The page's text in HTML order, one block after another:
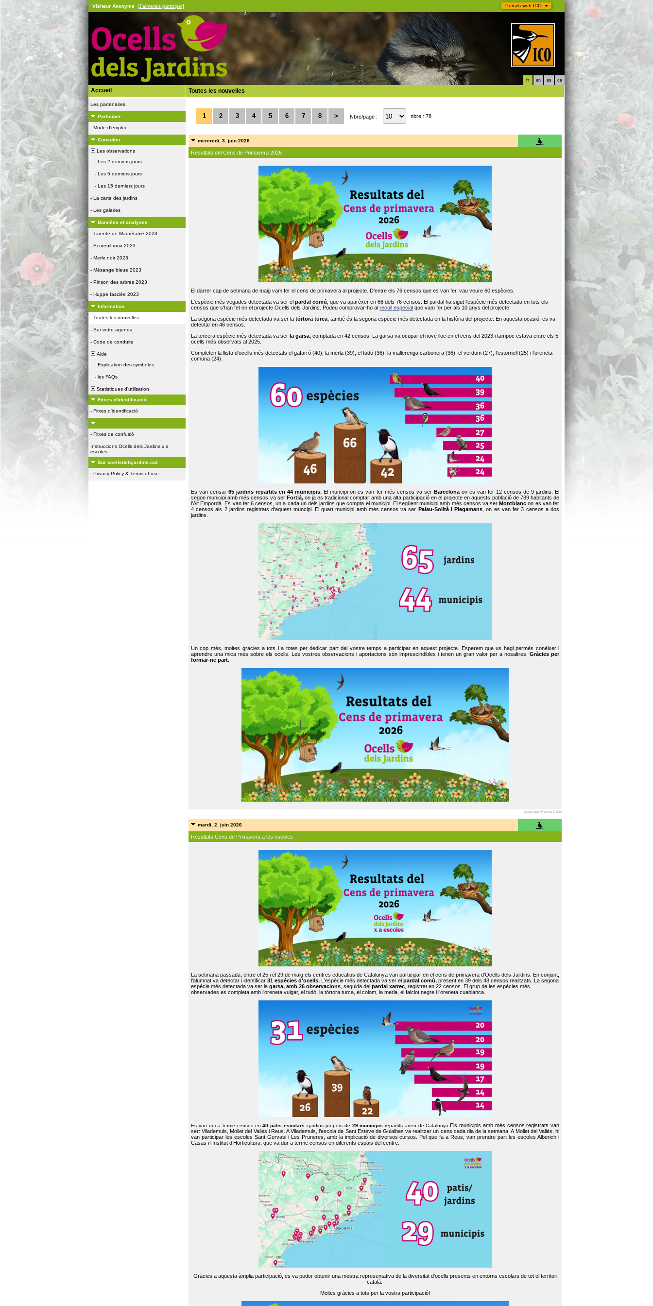
Portals web ICO
Visiteur Anonyme [J'aimerais participer]
fr en es ca
Accueil
Les partenaires
Participer
- Mode d'emploi
Consulter
Les observations
- Les 2 derniers jours
- Les 5 derniers jours
- Les 15 derniers jours
- La carte des jardins
- Les galeries
Données et analyses
- Tarente de Maurétanie 2023
- Ecureuil roux 2023
- Merle noir 2023
- Mésange bleue 2023
- Pinson des arbres 2023
- Huppe fasciée 2023
Information
- Toutes les nouvelles
- Sur votre agenda
- Code de conduite
Aide
- Explication des symboles
- les FAQs
Statistiques d'utilisation
Fitxes d'identificació
- Fitxes d'identificació
- Fitxes de confusió
Instruccions Ocells dels Jardins x a
escoles
Sur ocellsdelsjardins.cat
- Privacy Policy & Terms of use
Toutes les nouvelles
1 2 3 4 5 6 7 8 > Nbre/page : nbre : 78
mercredi, 3. juin 2026
Resultats del Cens de Primavera 2026
El darrer cap de setmana de maig vam fer el cens de primavera al projecte. D'entre els 76 censos que es van fer, vau veure 60 espècies.
L'espècie més vegades detectada va ser el pardal comú , que va aparèxer en 66 dels 76 censos. El pardal ha sigut l'espècie més detectada en tots els
censos que s'han fet en el projecte Ocells dels Jardins. Podeu comprovar-ho al recull especial que vam fer per als 10 anys del projecte.
La segona espècie més detectada va ser la tórtora turca , també és la segona espècie més detectada en la història del projecte. En aquesta ocasió, es va
detectar en 46 censos.
La tercera espècie més detectada va ser la garsa, comptada en 42 censos. La garsa va ocupar el novè lloc en el cens del 2023 i tampoc estava entre els 5
ocells més observats al 2025.
Completen la llista d'ocells més detectats el gafarró (40), la merla (39), el tudó (36), la mallerenga carbonera (36), el verdum (27), l'estornell (25) i l'oreneta
comuna (24).
Es van censar65 jardins repartits en 44 municipis. El muncipi on es van fer més censos va ser Barcelonaon es van fer 12 censos de 9 jardins. El
segon municipi amb més censos va ser Fortià, on ja es tradicional comptar amb una alta participació en el projecte en aquests població de 789 habitants de
l'Alt Empordà. Es van fer 6 censos, un a cada un dels jardins que compta el municipi. El següent municipi amb més censos va serMontblanc on es van fer
4 censos als 2 jardins registrats d'aquest muncipi. El quart municipi amb més censos va ser Palau-Solità i Plegamans , on es van fer 3 censos a dos
jardins.
Un cop més, moltes gràcies a tots i a totes per dedicar part del vostre temps a participar en aquest projecte. Esperem que us hagi permès conèixer i
aprendre una mica més sobre els ocells. Les vostres observacions i aportacions són imprescindibles i tenen un gran valor per a nosaltres. Gràcies per
formar-ne part.
posté par Marina Cuito
mardi, 2. juin 2026
Resultats Cens de Primavera a les escoles
La setmana passada, entre el 25 i el 29 de maig els centres educatius de Catalunya van participar en el cens de primavera d'Ocells dels Jardins. En conjunt,
l'alumnat va detectar i identificar 31 espècies d'ocells. L'espècie més detectada va ser el pardal comú, present en 39 dels 48 censos realitzats. La segona
espècie més detectada va ser la garsa, amb 26 observacions , seguida del pardal xarrec , registrat en 22 censos. El grup de les espècies més
observades es completa amb l’oreneta vulgar, el tudó, la tórtora turca, el colom, la merla, el falciot negre i l’oreneta cuablanca.
Es van dur a terme censos en40 patis escolars i jardins propers de 29 municipis repartits arreu de Catalunya. Els municipis amb més censos registrats van
ser: Vilademuls, Mollet del Vallès i Reus. A Vilademuls, l’escola de Sant Esteve de Guialbes va realitzar un cens cada dia de la setmana. A Mollet del Vallès, hi
van participar les escoles Sant Gervasi i Les Pruneres, amb la implicació de diversos cursos. Pel que fa a Reus, van prendre part les escoles Alberich i
Casas i l’Institut d’Horticultura, que va dur a terme censos en diferents espais del centre.
Gràcies a aquesta àmplia participació, es va poder obtenir una mostra representativa de la diversitat d’ocells presents en entorns escolars de tot el territori
català.
Moltes gràcies a tots per la vostra participació!